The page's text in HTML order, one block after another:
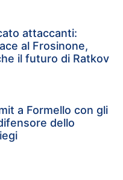
attaccanti:
al Frosinone,
il futuro di Ratkov
a Formello con gli
dello